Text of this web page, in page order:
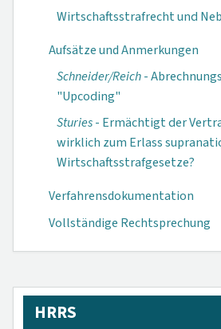
Wirtschaftsstrafrecht und
Aufsätze und Anmerkungen
Schneider/Reich-
"Upcoding"
Sturies- Ermächtigt der
wirklich zum Erlass
Wirtschaftsstraf­gesetze?
Verfahrensdokumen­tation
Vollständige Rechtsprechung
HRRS